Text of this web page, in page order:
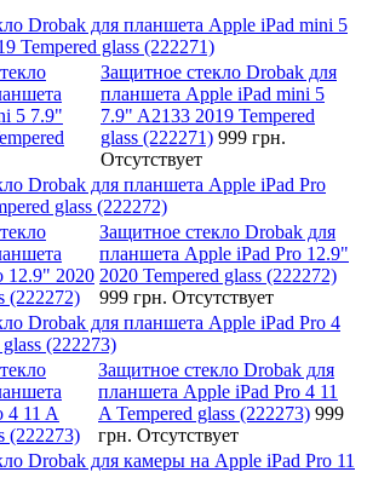
Drobak для планшета Apple iPad mini 5
Tempered glass (222271)
Защитное стекло Drobak для
планшета Apple iPad mini 5
7.9" A2133 2019 Tempered
glass (222271) 999 грн.
Отсутствует
Drobak для планшета Apple iPad Pro
glass (222272)
Защитное стекло Drobak для
планшета Apple iPad Pro 12.9"
2020 Tempered glass (222272)
999 грн. Отсутствует
Drobak для планшета Apple iPad Pro 4
(222273)
Защитное стекло Drobak для
планшета Apple iPad Pro 4 11
A Tempered glass (222273) 999
грн. Отсутствует
Drobak для камеры на Apple iPad Pro 11